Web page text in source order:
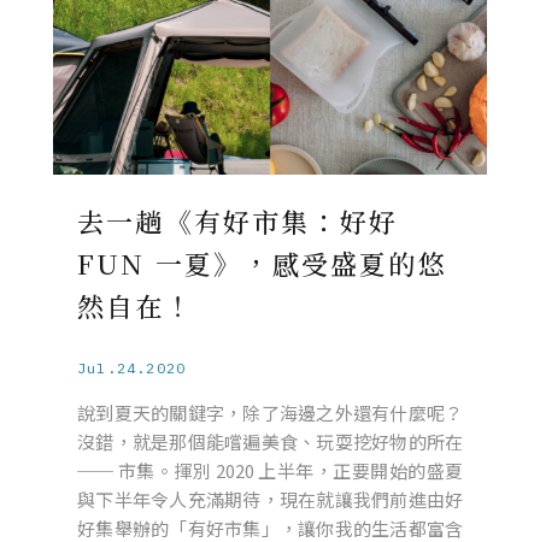
去一趟《有好市集：好好
FUN 一夏》，感受盛夏的悠
然自在！
Jul.24.2020
說到夏天的關鍵字，除了海邊之外還有什麼呢？
沒錯，就是那個能嚐遍美食、玩耍挖好物的所在
── 市集。揮別 2020 上半年，正要開始的盛夏
與下半年令人充滿期待，現在就讓我們前進由好
好集舉辦的「有好市集」，讓你我的生活都富含